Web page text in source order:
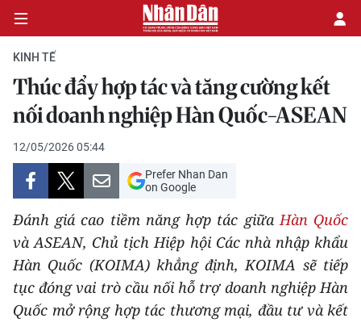
CHÍNH TRỊ
KINH TẾ
VĂN HÓA
XÃ HỘI
PHÁP LUẬT
DU LỊCH
KINH TẾ
Thúc đẩy hợp tác và tăng cường kết
nối doanh nghiệp Hàn Quốc-ASEAN
12/05/2026 05:44
Prefer Nhan Dan
on Google
Đánh giá cao tiềm năng hợp tác giữaHàn Quốc
và ASEAN, Chủ tịch Hiệp hội Các nhà nhập khẩu
Hàn Quốc (KOIMA) khẳng định, KOIMA sẽ tiếp
tục đóng vai trò cầu nối hỗ trợ doanh nghiệp Hàn
Quốc mở rộng hợp tác thương mại, đầu tư và kết